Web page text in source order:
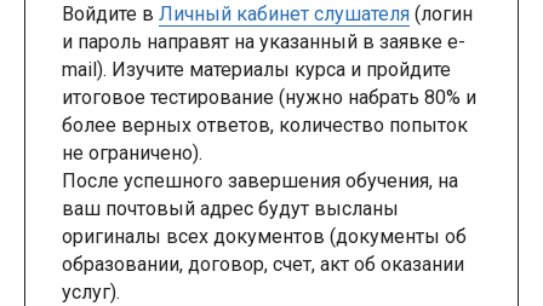
Войдите в Личный кабинет слушателя (логин
и пароль направят на указанный в заявке e-
mail). Изучите материалы курса и пройдите
итоговое тестирование (нужно набрать 80% и
более верных ответов, количество попыток
не ограничено).
После успешного завершения обучения, на
ваш почтовый адрес будут высланы
оригиналы всех документов (документы об
образовании, договор, счет, акт об оказании
услуг).